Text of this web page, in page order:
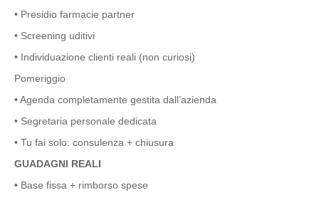
• Presidio farmacie partner
• Screening uditivi
• Individuazione clienti reali (non curiosi)
Pomeriggio
• Agenda completamente gestita dall’azienda
• Segretaria personale dedicata
• Tu fai solo: consulenza + chiusura
GUADAGNI REALI
• Base fissa + rimborso spese